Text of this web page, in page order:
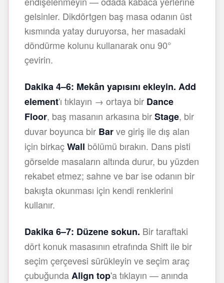
gelsinler. Dikdörtgen baş masa odanın üst
kısmında yatay duruyorsa, her masadaki
döndürme kolunu kullanarak onu 90°
çevirin.
Dakika 4–6: Mekân yapısını ekleyin. Add
element'ı tıklayın → ortaya bir Dance
Floor, baş masanın arkasına birStage, bir
duvar boyunca bir Barve giriş ile dış alan
için birkaçWall bölümü bırakın. Dans pisti
görselde masaların altında durur, bu yüzden
rekabet etmez; sahne ve bar ise odanın bir
bakışta okunması için kendi renklerini
kullanır.
Dakika 6–7: Düzene sokun. Bir taraftaki
dört konuk masasının etrafında Shift ile bir
seçim çerçevesi sürükleyin ve seçim araç
çubuğundaAlign top'a tıklayın — anında